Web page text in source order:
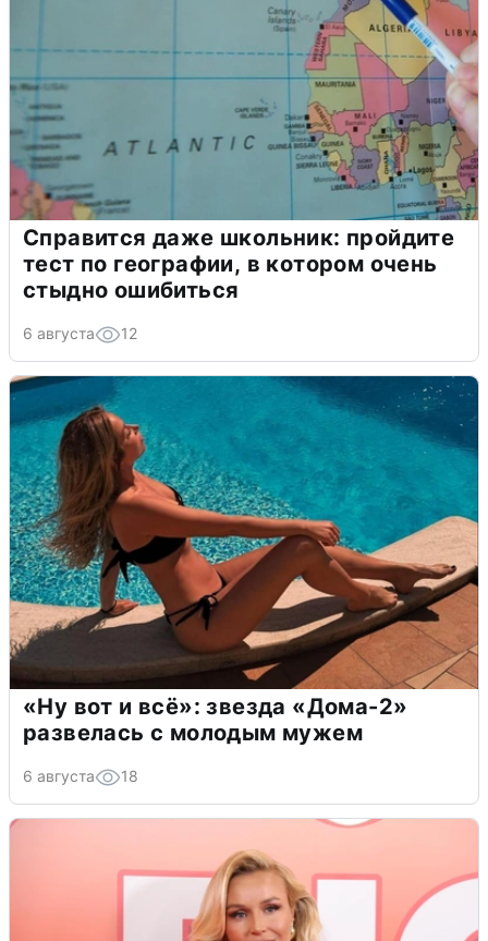
Справится даже школьник: пройдите
тест по географии, в котором очень
стыдно ошибиться
6 августа 12
«Ну вот и всё»: звезда «Дома-2»
развелась с молодым мужем
6 августа 18